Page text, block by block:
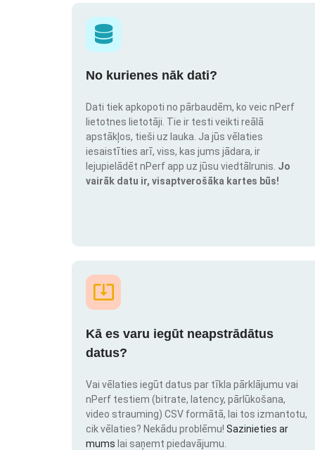
No kurienes nāk dati?
Dati tiek apkopoti no pārbaudēm, ko veic nPerf
lietotnes lietotāji. Tie ir testi veikti reālā
apstākļos, tieši uz lauka. Ja jūs vēlaties
iesaistīties arī, viss, kas jums jādara, ir
lejupielādēt nPerf app uz jūsu viedtālrunis. Jo
vairāk datu ir, visaptverošāka kartes būs!
Kā es varu iegūt neapstrādātus
datus?
Vai vēlaties iegūt datus par tīkla pārklājumu vai
nPerf testiem (bitrate, latency, pārlūkošana,
video strauming) CSV formātā, lai tos izmantotu,
cik vēlaties? Nekādu problēmu! Sazinieties ar
mums lai saņemt piedavājumu.